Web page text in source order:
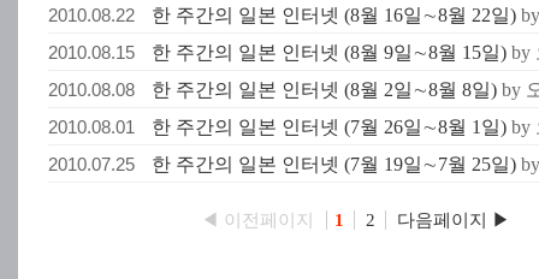
2010.08.22
한 주간의 일본 인터넷 (8월 16일∼8월 22일)
2010.08.15
한 주간의 일본 인터넷 (8월 9일∼8월 15일) by
2010.08.08
한 주간의 일본 인터넷 (8월 2일∼8월 8일) by
2010.08.01
한 주간의 일본 인터넷 (7월 26일∼8월 1일) by
2010.07.25
한 주간의 일본 인터넷 (7월 19일∼7월 25일)
◀ 이전페이지 1 2 다음페이지 ▶